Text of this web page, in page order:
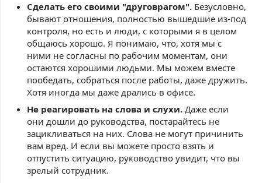
Сделать его своими "друговрагом". Безусловно,
бывают отношения, полностью вышедшие из-под
контроля, но есть и люди, с которыми я в целом
общаюсь хорошо. Я понимаю, что, хотя мы с
ними не согласны по рабочим моментам, они
остаются хорошими людьми. Мы можем вместе
пообедать, собраться после работы, даже дружить.
Хотя иногда мы даже дрались в офисе.
Не реагировать на слова и слухи. Даже если
они дошли до руководства, постарайтесь не
зацикливаться на них. Слова не могут причинить
вам вред. И если вы можете просто взять и
отпустить ситуацию, руководство увидит, что вы
зрелый сотрудник.